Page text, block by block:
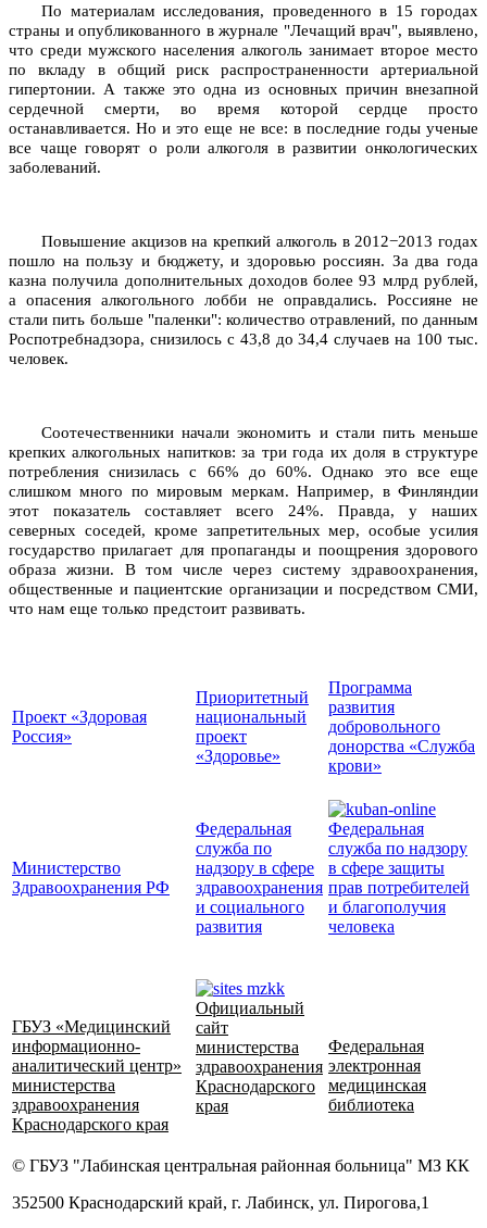
По материалам исследования, проведенного в 15 городах
страны и опубликованного в журнале "Лечащий врач", выявлено,
что среди мужского населения алкоголь занимает второе место
по вкладу в общий риск распространенности артериальной
гипертонии. А также это одна из основных причин внезапной
сердечной смерти, во время которой сердце просто
останавливается. Но и это еще не все: в последние годы ученые
все чаще говорят о роли алкоголя в развитии онкологических
заболеваний.
Повышение акцизов на крепкий алкоголь в 2012−2013 годах
пошло на пользу и бюджету, и здоровью россиян. За два года
казна получила дополнительных доходов более 93 млрд рублей,
а опасения алкогольного лобби не оправдались. Россияне не
стали пить больше "паленки": количество отравлений, по данным
Роспотребнадзора, снизилось с 43,8 до 34,4 случаев на 100 тыс.
человек.
Соотечественники начали экономить и стали пить меньше
крепких алкогольных напитков: за три года их доля в структуре
потребления снизилась с 66% до 60%. Однако это все еще
слишком много по мировым меркам. Например, в Финляндии
этот показатель составляет всего 24%. Правда, у наших
северных соседей, кроме запретительных мер, особые усилия
государство прилагает для пропаганды и поощрения здорового
образа жизни. В том числе через систему здравоохранения,
общественные и пациентские организации и посредством СМИ,
что нам еще только предстоит развивать.
Проект «Здоровая
Россия»
Приоритетный
национальный
проект
«Здоровье»
Программа
развития
добровольного
донорства «Служба
крови»
Министерство
Здравоохранения РФ
Федеральная
служба по
надзору в сфере
здравоохранения
и социального
развития
Федеральная
служба по надзору
в сфере защиты
прав потребителей
и благополучия
человека
ГБУЗ «Медицинский
информационно-
аналитический центр»
министерства
здравоохранения
Краснодарского края
Официальный
сайт
министерства
здравоохранения
Краснодарского
края
Федеральная
электронная
медицинская
библиотека
© ГБУЗ "Лабинская центральная районная больница" МЗ КК
352500 Краснодарский край, г. Лабинск, ул. Пирогова,1